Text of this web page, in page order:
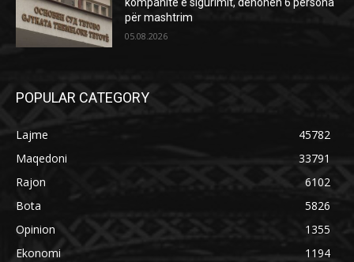
për mashtrim
05.08.2026
POPULAR CATEGORY
Lajme
45782
Maqedoni
33791
Rajon
6102
Bota
5826
Opinion
1355
Ekonomi
1194